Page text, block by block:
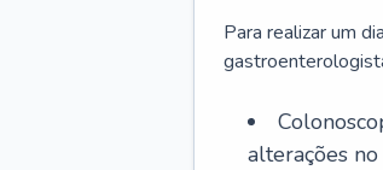
Para realizar um
alterações